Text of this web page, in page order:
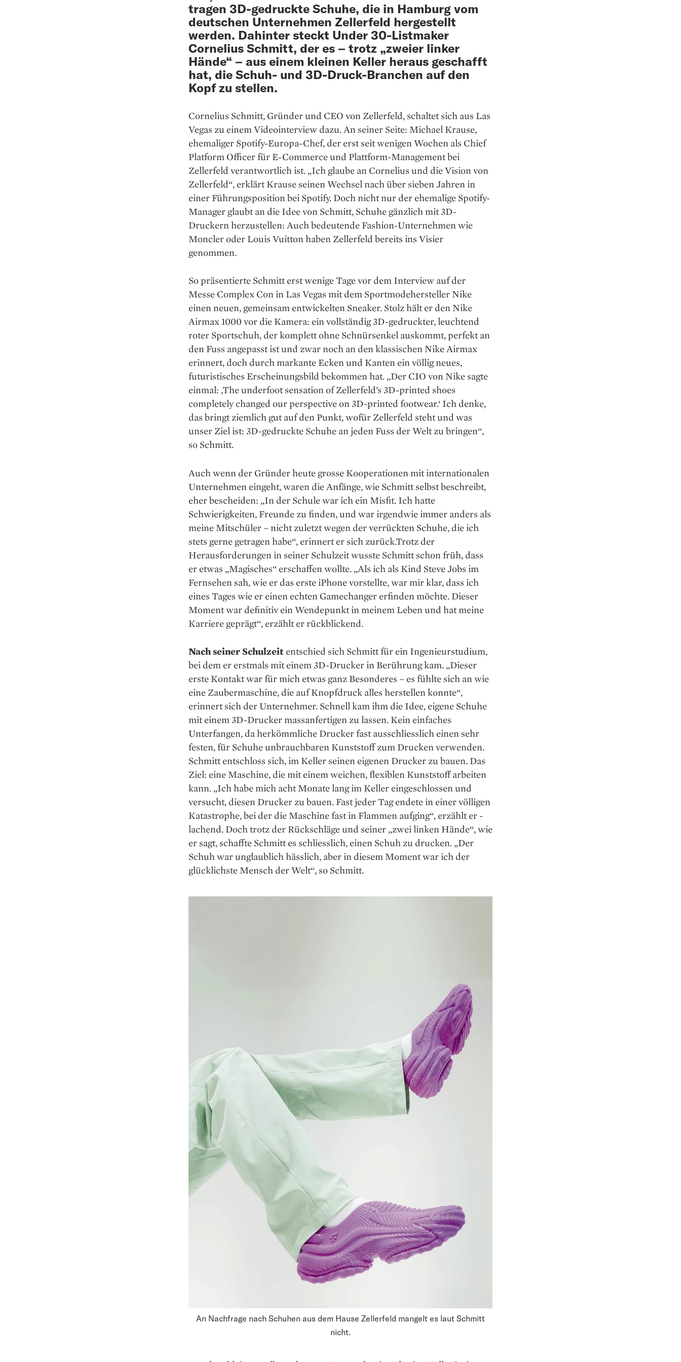
tragen 3D-gedruckte Schuhe, die in Hamburg vom
deutschen Unternehmen Zellerfeld hergestellt
werden. Dahinter steckt Under 30-Listmaker
Cornelius Schmitt, der es – trotz „zweier linker
Hände“ – aus einem kleinen Keller heraus geschafft
hat, die Schuh- und 3D-Druck-Branchen auf den
Kopf zu stellen.
Cornelius Schmitt, Gründer und CEO von Zellerfeld, schaltet sich aus Las
Vegas zu einem Videointerview dazu. An seiner Seite: Michael Krause,
ehemaliger Spotify-Europa-Chef, der erst seit wenigen Wochen als Chief
Platform Officer für E-Commerce und Plattform-Management bei
Zellerfeld verantwortlich ist. „Ich glaube an Cornelius und die Vision von
Zellerfeld“, erklärt Krause seinen Wechsel nach über sieben Jahren in
einer Führungsposition bei Spotify. Doch nicht nur der ehemalige Spotify-
Manager glaubt an die Idee von Schmitt, Schuhe gänzlich mit 3D-
Druckern herzustellen: Auch bedeutende Fashion-Unternehmen wie
Moncler oder Louis Vuitton haben Zellerfeld bereits ins Visier
genommen.
So präsentierte Schmitt erst wenige Tage vor dem Interview auf der
Messe Complex Con in Las ­Vegas mit dem ­Sportmodehersteller Nike
einen neuen, gemeinsam entwickelten Sneaker. Stolz hält er den Nike
Airmax 1000 vor die Kamera: ein vollständig 3D-gedruckter, leuchtend
roter Sportschuh, der komplett ohne Schnürsenkel auskommt, perfekt an
den Fuss angepasst ist und zwar noch an den klassischen Nike Airmax
erinnert, doch durch markante Ecken und Kanten ein völlig neues,
futuristisches Erscheinungsbild bekommen hat. „Der CIO von Nike sagte
einmal: ‚The underfoot sensation of Zellerfeld’s 3D-printed shoes
completely changed our perspective on 3D-printed footwear.‘ Ich denke,
das bringt ziemlich gut auf den Punkt, wofür Zellerfeld steht und was
unser Ziel ist: 3D-­gedruckte Schuhe an jeden Fuss der Welt zu bringen“,
so Schmitt.
Auch wenn der Gründer heute grosse Kooperationen mit inter­nationalen
Unternehmen eingeht, waren die Anfänge, wie Schmitt selbst beschreibt,
eher bescheiden: „In der Schule war ich ein Misfit. Ich hatte
Schwierigkeiten, Freunde zu finden, und war irgendwie immer anders als
meine Mitschüler – nicht zuletzt wegen der verrückten Schuhe, die ich
stets gerne getragen habe“, erinnert er sich zurück.Trotz der
Herausforderungen in seiner Schulzeit wusste Schmitt schon früh, dass
er etwas „Magisches“ erschaffen wollte. „Als ich als Kind Steve Jobs im
Fernsehen sah, wie er das erste iPhone vorstellte, war mir klar, dass ich
eines Tages wie er ­einen echten Gamechanger erfinden möchte. Dieser
Moment war definitiv ein Wendepunkt in meinem Leben und hat meine
Karriere geprägt“, erzählt er rückblickend.
Nach seiner Schulzeitentschied sich Schmitt für ein Ingenieur­studium,
bei dem er erstmals mit einem 3D-Drucker in Berührung kam. „Dieser
erste Kontakt war für mich etwas ganz Besonderes – es fühlte sich an wie
eine Zaubermaschine, die auf Knopfdruck alles herstellen konnte“,
erinnert sich der Unternehmer. Schnell kam ihm die Idee, eigene Schuhe
mit einem 3D-Drucker massanfertigen zu lassen. Kein einfaches
Unterfangen, da herkömmliche Drucker fast ausschliesslich einen sehr
festen, für Schuhe unbrauchbaren Kunststoff zum Drucken verwenden.
Schmitt entschloss sich, im Keller seinen eigenen Drucker zu bauen. Das
Ziel: eine Maschine, die mit einem weichen, flexiblen Kunststoff arbeiten
kann. „Ich habe mich acht Monate lang im Keller eingeschlossen und
versucht, diesen Drucker zu bauen. Fast ­jeder Tag endete in einer völligen
Katastrophe, bei der die Maschine fast in Flammen aufging“, erzählt er ­
lachend. Doch trotz der Rückschläge und seiner „zwei linken Hände“, wie
er sagt, schaffte Schmitt es schliesslich, einen Schuh zu drucken. „Der
Schuh war unglaublich hässlich, aber in diesem Moment war ich der
glücklichste Mensch der Welt“, so Schmitt.
An Nachfrage nach Schuhen aus dem Hause Zellerfeld mangelt es laut Schmitt
nicht.